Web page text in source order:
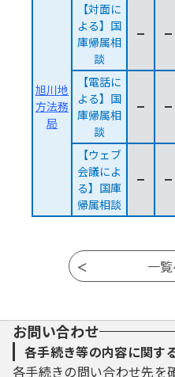
旭川地
方法務
局
【対面に
よる】国
庫帰属相
談
【電話に
よる】国
庫帰属相
談
【ウェブ
会議によ
る】国庫
帰属相談
お問い合わせ
各手続き等の内容に関す
各手続きの問い合わせ先を